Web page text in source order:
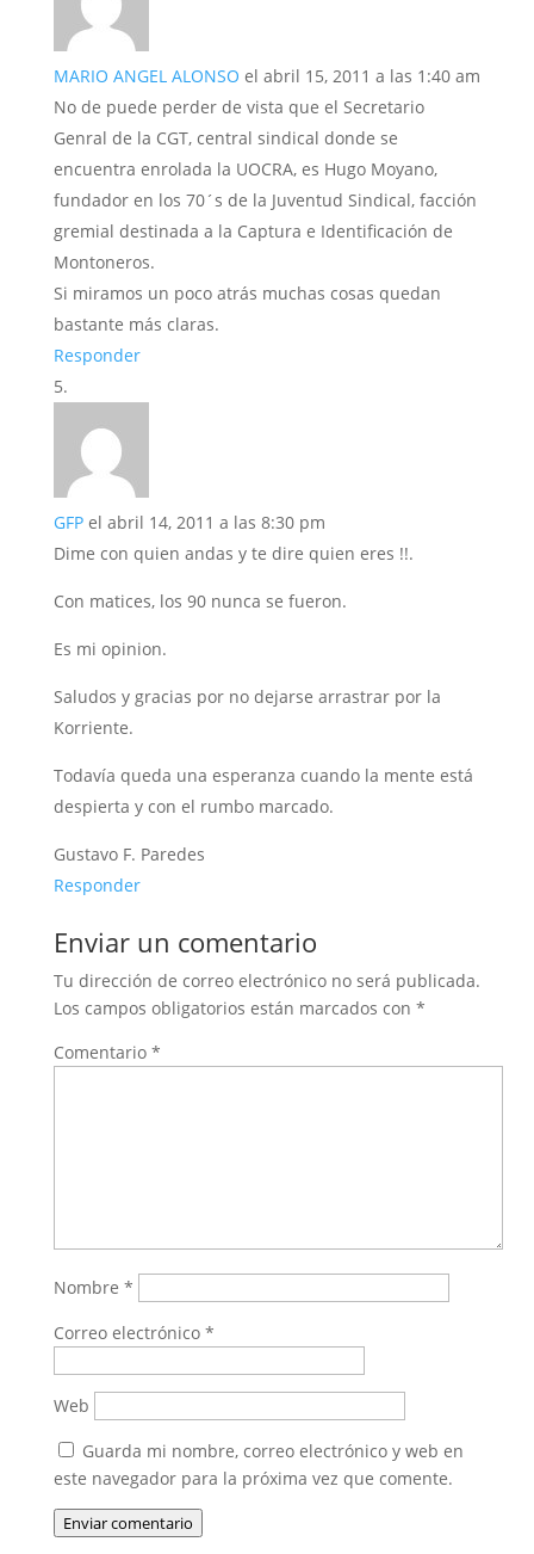
MARIO ANGEL ALONSO el abril 15, 2011 a las 1:40 am
No de puede perder de vista que el Secretario
Genral de la CGT, central sindical donde se
encuentra enrolada la UOCRA, es Hugo Moyano,
fundador en los 70´s de la Juventud Sindical, facción
gremial destinada a la Captura e Identificación de
Montoneros.
Si miramos un poco atrás muchas cosas quedan
bastante más claras.
Responder
GFP el abril 14, 2011 a las 8:30 pm
Dime con quien andas y te dire quien eres !!.
Con matices, los 90 nunca se fueron.
Es mi opinion.
Saludos y gracias por no dejarse arrastrar por la
Korriente.
Todavía queda una esperanza cuando la mente está
despierta y con el rumbo marcado.
Gustavo F. Paredes
Responder
Enviar un comentario
Tu dirección de correo electrónico no será publicada.
Los campos obligatorios están marcados con *
Comentario *
Nombre *
Correo electrónico *
Web
Guarda mi nombre, correo electrónico y web en
este navegador para la próxima vez que comente.
Enviar comentario